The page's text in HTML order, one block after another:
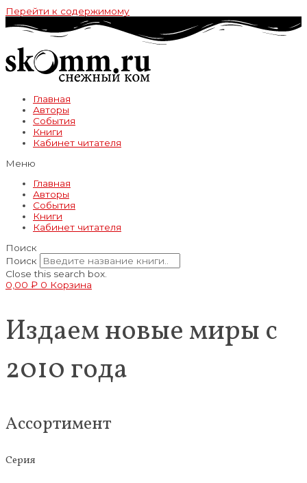
Перейти к содержимому
Главная
Авторы
События
Книги
Кабинет читателя
Меню
Главная
Авторы
События
Книги
Кабинет читателя
Поиск
Поиск
Close this search box.
0,00 ₽ 0 Корзина
Издаем новые миры с
2010 года
Ассортимент
Серия